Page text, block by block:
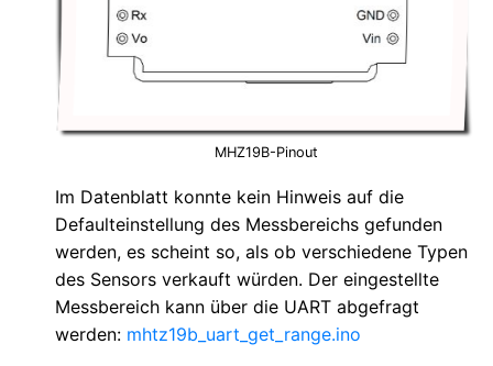
MHZ19B-Pinout
Im Datenblatt konnte kein Hinweis auf die
Defaulteinstellung des Messbereichs gefunden
werden, es scheint so, als ob verschiedene Typen
des Sensors verkauft würden. Der eingestellte
Messbereich kann über die UART abgefragt
werden: mhtz19b_uart_get_range.ino